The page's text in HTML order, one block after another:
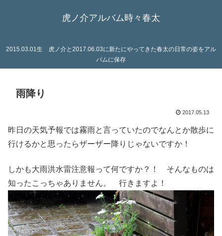
虎ノ介アルバム時々春太
2015.03.01生 虎ノ介と2017.06.03に新たにやってきた春太の日常の姿をアル
バムに保存
雨降り
2017.05.13
昨日の天気予報では霧雨と言っていたのでなんとか散歩に
行けるかと思ったらザーザー降りじゃないですか！
しかも大雨洪水雷注意報って何ですか？！ そんなものは
知ったこっちゃありません。 行きますよ！